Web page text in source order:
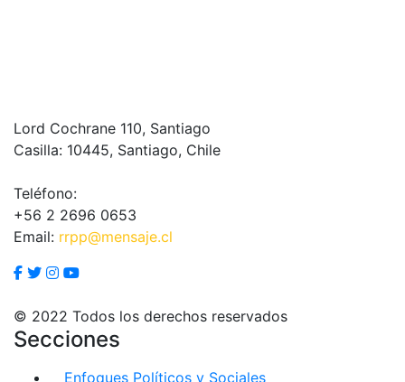
Lord Cochrane 110, Santiago
Casilla: 10445, Santiago, Chile
Teléfono:
+56 2 2696 0653
Email: rrpp@mensaje.cl
© 2022 Todos los derechos reservados
Secciones
Enfoques Políticos y Sociales